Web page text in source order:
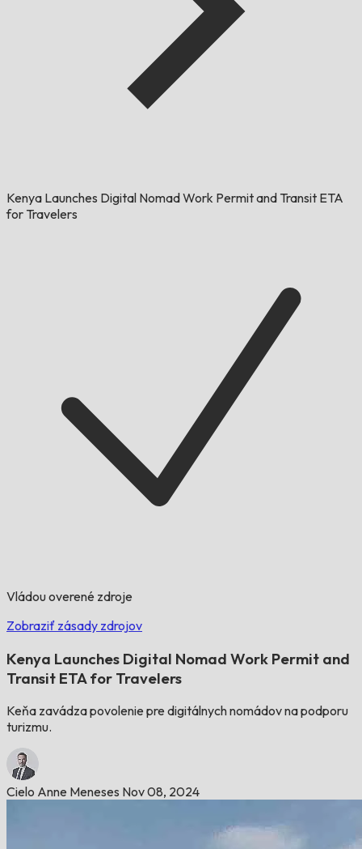
Kenya Launches Digital Nomad Work Permit and Transit ETA
for Travelers
Vládou overené zdroje
Zobraziť zásady zdrojov
Kenya Launches Digital Nomad Work Permit and
Transit ETA for Travelers
Keňa zavádza povolenie pre digitálnych nomádov na podporu
turizmu.
Cielo Anne Meneses Nov 08, 2024